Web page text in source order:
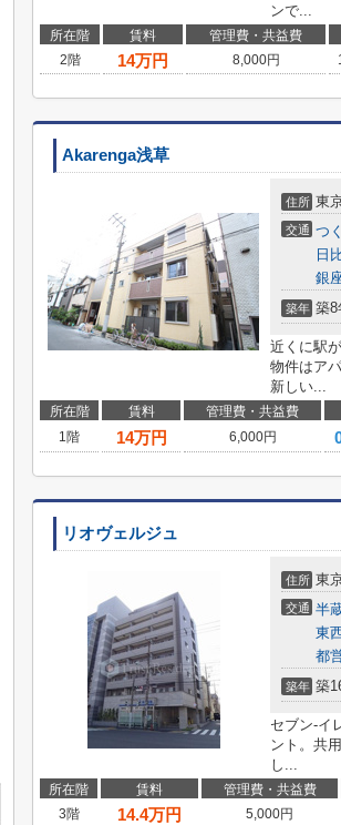
ンで...
所在階 賃料 管理費・共益費
2階
14万円 8,000円
Akarenga浅草
住所 東
交通 つ
日
銀
築年 築8
近くに駅
物件はア
新しい...
所在階 賃料 管理費・共益費
1階
14万円 6,000円
リオヴェルジュ
住所 東
交通 半
東
都
築年 築
セブン-イ
ント。共
し...
所在階 賃料 管理費・共益費
3階
14.4万円 5,000円